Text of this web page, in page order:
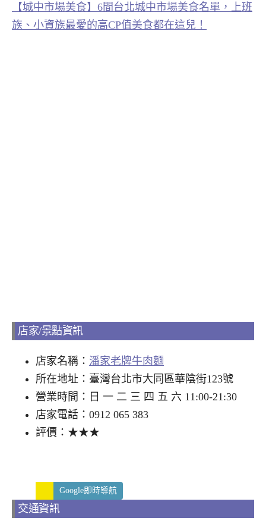
【城中市場美食】6間台北城中市場美食名單，上班
族、小資族最愛的高CP值美食都在這兒！
店家/景點資訊
店家名稱： 潘家老牌牛肉麵
所在地址：臺灣台北市大同區華陰街123號
營業時間：日 一 二 三 四 五 六 11:00-21:30
店家電話：0912 065 383
評價：★★★
Google即時導航
交通資訊